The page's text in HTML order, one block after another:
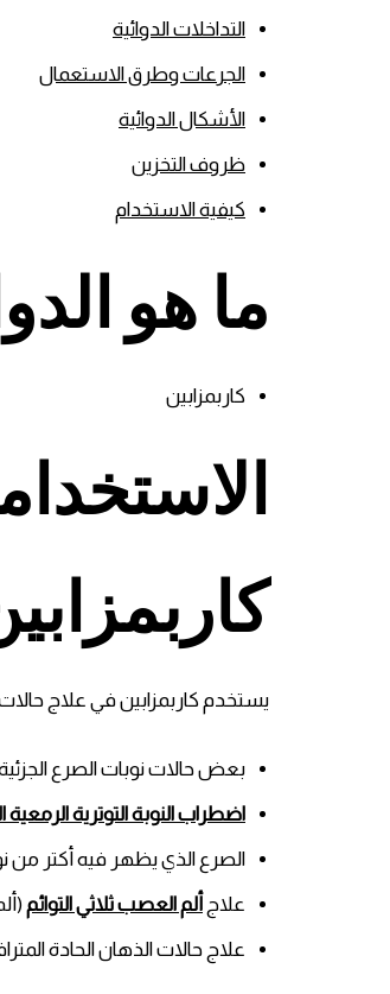
التداخلات الدوائية
الجرعات وطرق الاستعمال
الأشكال الدوائية
ظروف التخزين
كيفية الاستخدام
ما هو
كاربمزابين
يستخدم كاربمزابين في علاج
بعض حالات نوبات الصرع الجزئية
اضطراب النوبة التوترية
الصرع الذي يظهر فيه أكتر من
علاج ألم العصب ثلاثي التوائم
علاج حالات الذهان الحادة